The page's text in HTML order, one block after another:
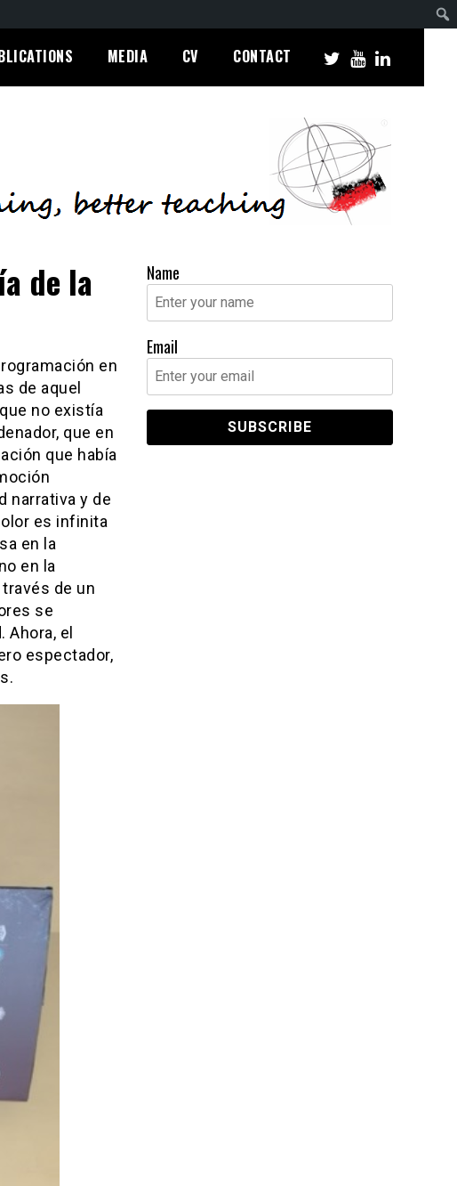
MEDIA CV CONTACT
de la
en
de aquel
no existía
que en
que había
narrativa y de
es infinita
en la
en la
de un
se
el
espectador,
Name
Email